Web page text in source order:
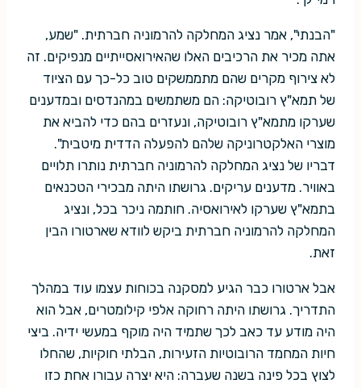
"הבנתי", אמר נציג המחלקה להרמוניה חברתית. "שמע,
אתה מכיר את הרכיבים האלו שהאירואסייתיים מנפיקים. זה
לא צירוף מקרים שהם מתממשקים טוב כל-כך עם הציוד
של תמא"ץ רובוטיקה: הם משתמשים במהנדסים ובמדענים
שערקו מתמא"ץ רובוטיקה, ונעזרים בהם כדי להביא את
מוצרי האלקטרוניקה שלהם להפעלה הדדית מיטבית".
דבריו של נציג המחלקה להרמוניה חברתית נותרו תלויים
באוויר. מדענים עריקים. גרושתו היתה מבכירי הטכנאים
בתמא"ץ שערקו לאירואסיה. חותמה ניכר בכל, ונציג
המחלקה להרמוניה חברתית ביקש לוודא שארטורו הבין
זאת.
אבל ארטורו כבר הגיע למסקנה בכוחות עצמו עוד במהלך
התדריך. גרושתו היתה רחוקה אלפי קילומטרים, אבל הוא
היה מודע עד כאב לכך שתמיד היה מוקף במעשי ידיה. ביצי
חיות המחמד הרובוטיות הזעירות, הבלתי חוקיות, שהחלו
לצוץ בכל פינה בשנה שעברה: היא יצרה עבורו אחת כזו